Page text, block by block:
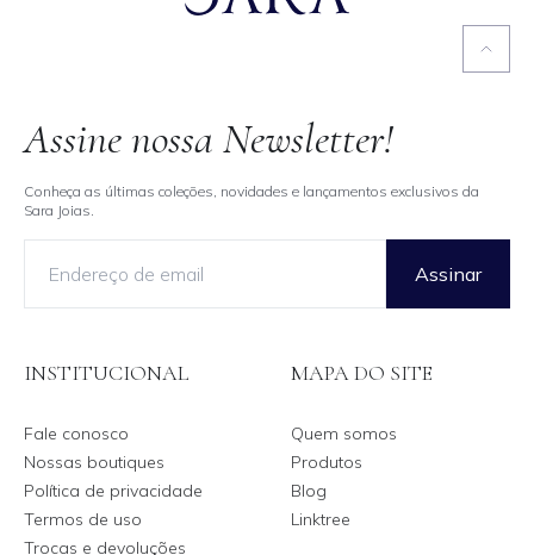
MAPA DO SITE
Quem somos
Produtos
Blog
Linktree
INSTITUCIONAL
Fale conosco
Nossas boutiques
Política de privacidade
Termos de uso
Trocas e devoluções
Assine nossa Newsletter!
Conheça as últimas coleções, novidades e lançamentos exclusivos da
Sara Joias.
Assinar